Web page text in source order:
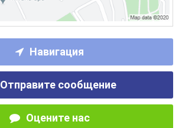
Навигация
Отправите сообщение
Оцените нас